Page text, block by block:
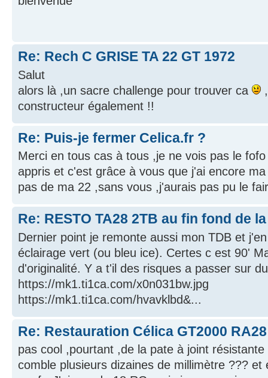
Re: Rech C GRISE TA 22 GT 1972
Salut
alors là ,un sacre challenge pour trouver ca
constructeur également !!
Re: Puis-je fermer Celica.fr ?
Merci en tous cas à tous ,je ne vois pas le
appris et c'est grâce à vous que j'ai encore
pas de ma 22 ,sans vous ,j'aurais pas pu le
Re: RESTO TA28 2TB au fin fond de
Dernier point je remonte aussi mon TDB et
éclairage vert (ou bleu ice). Certes c est 90'
d'originalité. Y a t'il des risques a passer sur
https://mk1.ti1ca.com/x0n031bw.jpg
https://mk1.ti1ca.com/hvavklbd&...
Re: Restauration Célica GT2000 RA28
pas cool ,pourtant ,de la pate à joint
comble plusieurs dizaines de millimètre ??? et